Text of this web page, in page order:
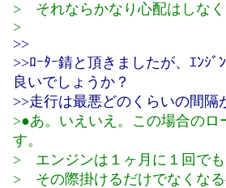
> それならかなり心配はしなく
>
>>
>>ﾛｰﾀｰ錆と頂きましたが、ｴﾝｼ
良いでしょうか？
>>走行は最悪どのくらいの間隔
>●あ。いえいえ。この場合の
す。
> エンジンは１ヶ月に１回でも
> その際掛けるだけでなくなる